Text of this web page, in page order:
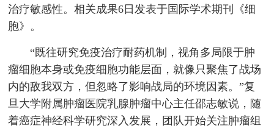
治疗敏感性。相关成果6日发表于国际学术期刊《细
胞》。
“既往研究免疫治疗耐药机制，视角多局限于肿
瘤细胞本身或免疫细胞功能层面，就像只聚焦了战场
内的敌我双方，但忽略了影响战局的环境因素。”复
旦大学附属肿瘤医院乳腺肿瘤中心主任邵志敏说，随
着癌症神经科学研究深入发展，团队开始关注肿瘤组